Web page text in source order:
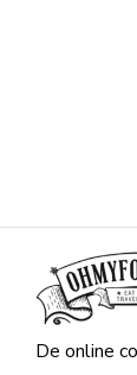
De online